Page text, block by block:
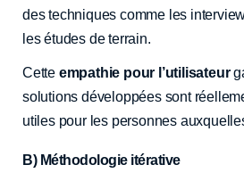
des techniques comme les
les études de terrain.
Cette empathie pour l’utilisateur
solutions développées sont
utiles pour les personnes
B) Méthodologie itérative